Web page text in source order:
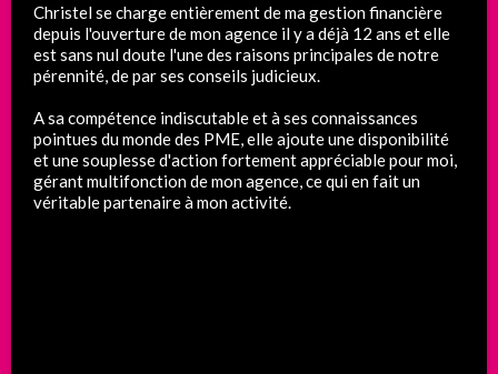
Christel se charge entièrement de ma gestion financière
depuis l'ouverture de mon agence il y a déjà 12 ans et elle
est sans nul doute l'une des raisons principales de notre
pérennité, de par ses conseils judicieux.
A sa compétence indiscutable et à ses connaissances
pointues du monde des PME, elle ajoute une disponibilité
et une souplesse d'action fortement appréciable pour moi,
gérant multifonction de mon agence, ce qui en fait un
véritable partenaire à mon activité.